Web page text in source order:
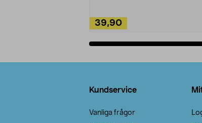
39,90
Kundservice
Vanliga frågor